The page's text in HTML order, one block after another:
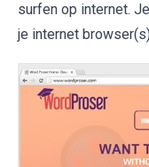
surfen op internet.
je internet